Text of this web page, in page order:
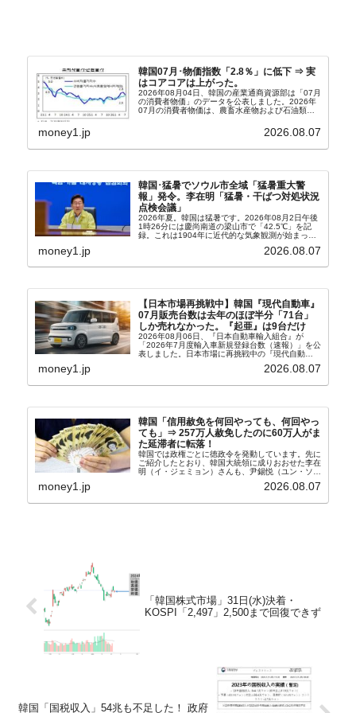
韓国07月･物価指数「2.8％」に低下 ⇒ 実
はコアコアは上がった。
2026年08月04日、韓国の産業通商資源部は「07月
の消費者物価」のデータを公表しました。2026年
07月の消費者物価は、農畜水産物および石油類の
2.8％上昇（06月は3.2％）となり、上昇率は前...
money1.jp 2026.08.07
韓国･猛暑でソウル市全域「猛暑重大警
報」発令。李在明「猛暑・干ばつ対処状況
点検会議」
2026年夏。韓国は猛暑です。2026年08月2日午後
1時26分には慶尚南道の梁山市で「42.5℃」を記
録。これは1904年に近代的な気象観測が始まって
ウル市全域への「猛暑重大警報」が発令され...
money1.jp 2026.08.07
【日本市場再挑戦中】韓国『現代自動車』
07月販売台数は去年のほぼ半分「71台」
しか売れなかった。『起亜』は9台だけ
2026年08月06日、『日本自動車輸入組合』が
「2026年7月度輸入車新規登録台数（速報）」を公
表しました。日本市場に再挑戦中の『現代自動
台数はこの中に捉えられているはずです。先月から
money1.jp 2026.08.07
韓国「信用赦免を何回やっても、何回やっ
ても」⇒ 257万人赦免したのに60万人がま
た延滞者に転落！
韓国では政権ごとに徳政令を発動しています。先に
ご紹介したとおり、韓国大統領に成りおおせた李在
明（イ・ジェミョン）さんも、尹錫悦（ユン・ソギ
バンクにして不良債権の買い取りを行い、分割償還
money1.jp 2026.08.07
「韓国株式市場」31日(水)決着・
KOSPI「2,497」2,500まで回復できず
韓国「国税収入」54兆も不足した！ 政府